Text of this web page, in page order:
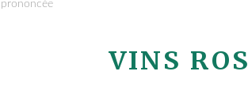
prononcée
VINS